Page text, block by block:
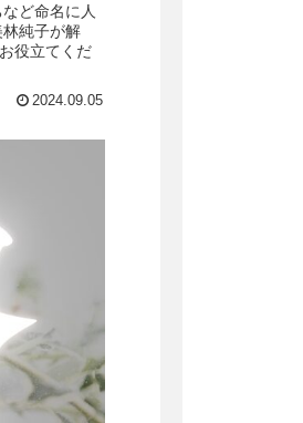
ど命名に人
純子が解
役立てくだ
2024.09.05